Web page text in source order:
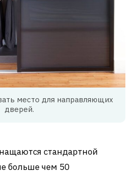
место для направляющих
дверей.
стандартной
больше чем 50